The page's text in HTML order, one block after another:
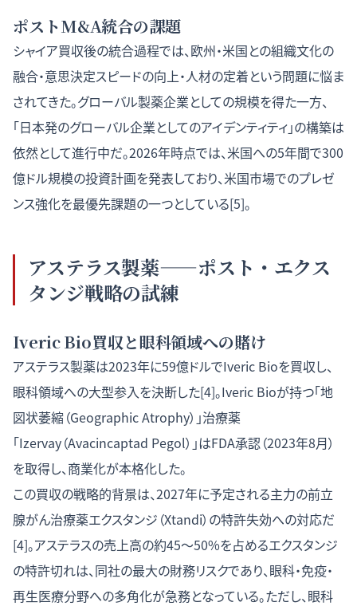
ポストM&A統合の課題
シャイア買収後の統合過程では、欧州・米国との組織文化の
融合・意思決定スピードの向上・人材の定着という問題に悩ま
されてきた。グローバル製薬企業としての規模を得た一方、
「日本発のグローバル企業としてのアイデンティティ」の構築は
依然として進行中だ。2026年時点では、米国への5年間で300
億ドル規模の投資計画を発表しており、米国市場でのプレゼ
ンス強化を最優先課題の一つとしている[5]。
アステラス製薬——ポスト・エクス
タンジ戦略の試練
Iveric Bio買収と眼科領域への賭け
アステラス製薬は2023年に59億ドルでIveric Bioを買収し、
眼科領域への大型参入を決断した[4]。Iveric Bioが持つ「地
図状萎縮（Geographic Atrophy）」治療薬
「Izervay（Avacincaptad Pegol）」はFDA承認（2023年8月）
を取得し、商業化が本格化した。
この買収の戦略的背景は、2027年に予定される主力の前立
腺がん治療薬エクスタンジ（Xtandi）の特許失効への対応だ
[4]。アステラスの売上高の約45〜50%を占めるエクスタンジ
の特許切れは、同社の最大の財務リスクであり、眼科・免疫・
再生医療分野への多角化が急務となっている。ただし、眼科